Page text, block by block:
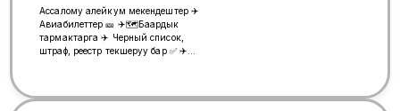
Ассалому алейкум мекендештер ✈️
Авиабилеттер 🎫 ✈️🗺️Баардык
тармактарга ✈️ Черный список,
штраф, реестр текшеруу бар ✅ ✈️
рубльга ✈️☎️+996501162899 ✈️